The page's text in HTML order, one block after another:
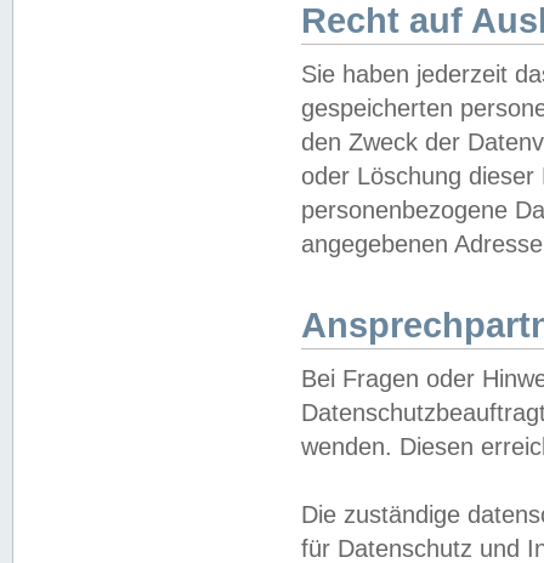
Recht auf
Sie haben jederzeit
gespeicherten
den Zweck der
oder Löschung
personenbezogene
angegebenen
Bei Fragen oder
wenden. Diesen
Die zuständige
für Datenschutz und